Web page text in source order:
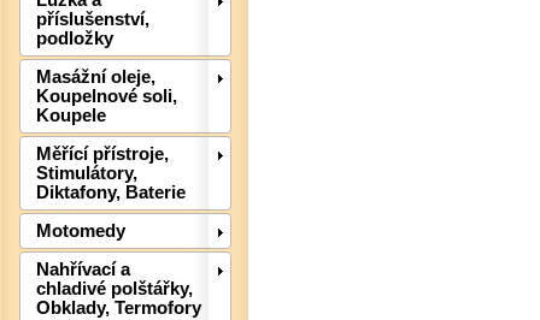
příslušenství,
podložky
Masážní oleje,
Koupelnové soli,
Koupele
Měřící přístroje,
Stimulátory,
Diktafony, Baterie
Motomedy
Nahřívací a
chladivé polštářky,
Obklady, Termofory